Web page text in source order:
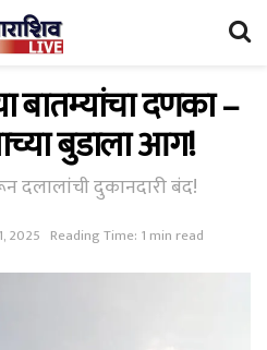
बातम्यांचा दणका –
बुडाला आग!
दलालांची दुकानदारी बंद!
2025 Reading Time: 1 min read